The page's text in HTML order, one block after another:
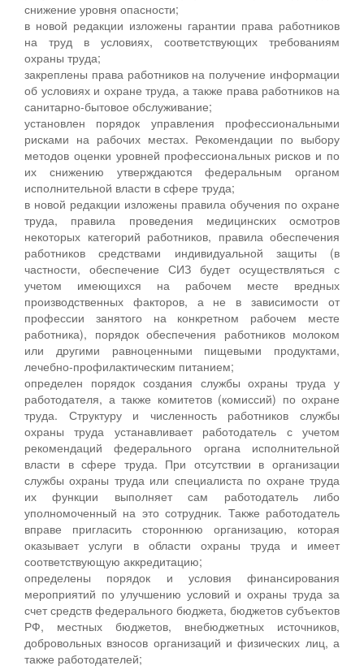
снижение уровня опасности;
в новой редакции изложены гарантии права работников
на труд в условиях, соответствующих требованиям
охраны труда;
закреплены права работников на получение информации
об условиях и охране труда, а также права работников на
санитарно-бытовое обслуживание;
установлен порядок управления профессиональными
рисками на рабочих местах. Рекомендации по выбору
методов оценки уровней профессиональных рисков и по
их снижению утверждаются федеральным органом
исполнительной власти в сфере труда;
в новой редакции изложены правила обучения по охране
труда, правила проведения медицинских осмотров
некоторых категорий работников, правила обеспечения
работников средствами индивидуальной защиты (в
частности, обеспечение СИЗ будет осуществляться с
учетом имеющихся на рабочем месте вредных
производственных факторов, а не в зависимости от
профессии занятого на конкретном рабочем месте
работника), порядок обеспечения работников молоком
или другими равноценными пищевыми продуктами,
лечебно-профилактическим питанием;
определен порядок создания службы охраны труда у
работодателя, а также комитетов (комиссий) по охране
труда. Структуру и численность работников службы
охраны труда устанавливает работодатель с учетом
рекомендаций федерального органа исполнительной
власти в сфере труда. При отсутствии в организации
службы охраны труда или специалиста по охране труда
их функции выполняет сам работодатель либо
уполномоченный на это сотрудник. Также работодатель
вправе пригласить стороннюю организацию, которая
оказывает услуги в области охраны труда и имеет
соответствующую аккредитацию;
определены порядок и условия финансирования
мероприятий по улучшению условий и охраны труда за
счет средств федерального бюджета, бюджетов субъектов
РФ, местных бюджетов, внебюджетных источников,
добровольных взносов организаций и физических лиц, а
также работодателей;